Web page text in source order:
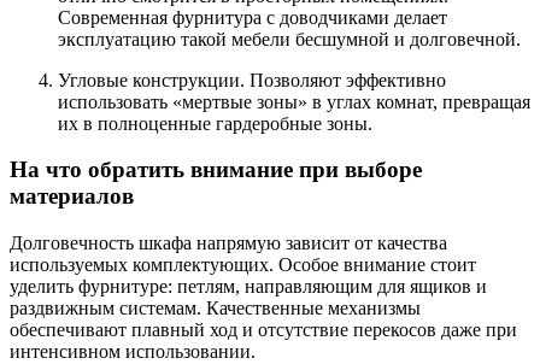
Современная фурнитура с доводчиками делает
эксплуатацию такой мебели бесшумной и долговечной.
Угловые конструкции. Позволяют эффективно
использовать «мертвые зоны» в углах комнат, превращая
их в полноценные гардеробные зоны.
На что обратить внимание при выборе
материалов
Долговечность шкафа напрямую зависит от качества
используемых комплектующих. Особое внимание стоит
уделить фурнитуре: петлям, направляющим для ящиков и
раздвижным системам. Качественные механизмы
обеспечивают плавный ход и отсутствие перекосов даже при
интенсивном использовании.